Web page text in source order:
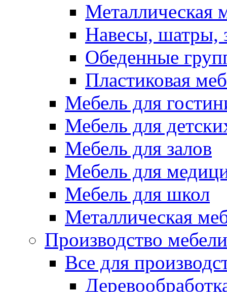
Металлическая
Навесы, шатры,
Обеденные
Пластиковая
Мебель для
Мебель для
Мебель для залов
Мебель для
Мебель для школ
Металлическая
Производство мебели
Все для